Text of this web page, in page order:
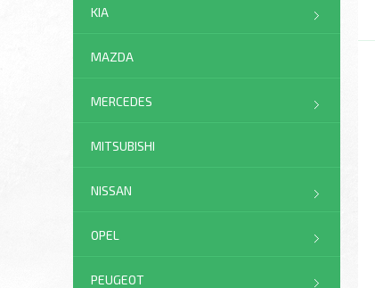
KIA
MAZDA
MERCEDES
MITSUBISHI
NISSAN
OPEL
PEUGEOT